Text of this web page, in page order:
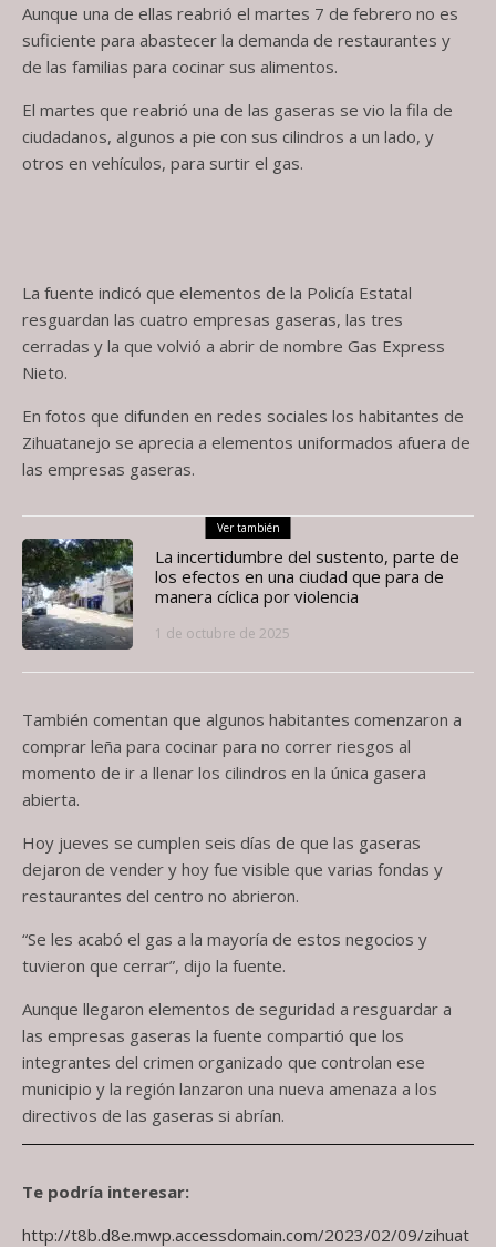
Aunque una de ellas reabrió el martes 7 de febrero no es
suficiente para abastecer la demanda de restaurantes y
de las familias para cocinar sus alimentos.
El martes que reabrió una de las gaseras se vio la fila de
ciudadanos, algunos a pie con sus cilindros a un lado, y
otros en vehículos, para surtir el gas.
La fuente indicó que elementos de la Policía Estatal
resguardan las cuatro empresas gaseras, las tres
cerradas y la que volvió a abrir de nombre Gas Express
Nieto.
En fotos que difunden en redes sociales los habitantes de
Zihuatanejo se aprecia a elementos uniformados afuera de
las empresas gaseras.
Ver también
La incertidumbre del sustento, parte de
los efectos en una ciudad que para de
manera cíclica por violencia
1 de octubre de 2025
También comentan que algunos habitantes comenzaron a
comprar leña para cocinar para no correr riesgos al
momento de ir a llenar los cilindros en la única gasera
abierta.
Hoy jueves se cumplen seis días de que las gaseras
dejaron de vender y hoy fue visible que varias fondas y
restaurantes del centro no abrieron.
“Se les acabó el gas a la mayoría de estos negocios y
tuvieron que cerrar”, dijo la fuente.
Aunque llegaron elementos de seguridad a resguardar a
las empresas gaseras la fuente compartió que los
integrantes del crimen organizado que controlan ese
municipio y la región lanzaron una nueva amenaza a los
directivos de las gaseras si abrían.
Te podría interesar:
http://t8b.d8e.mwp.accessdomain.com/2023/02/09/zihuat